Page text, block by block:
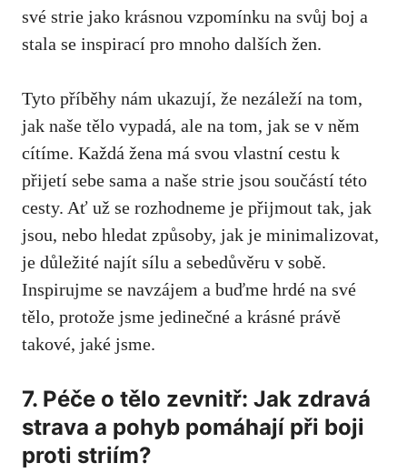
své strie jako krásnou vzpomínku na svůj ​boj a
stala se inspirací ⁢pro mnoho dalších žen.
Tyto příběhy nám ukazují, že ‌nezáleží na tom,
jak ‌naše tělo vypadá, ale na‌ tom,⁣ jak se v něm
cítíme. Každá žena má svou ⁢vlastní ‍cestu k
přijetí sebe‍ sama ⁣a naše strie​ jsou součástí ⁣této
‌cesty. Ať už ​se rozhodneme je ‍přijmout ⁣tak, jak
jsou,⁢ nebo hledat způsoby, jak je minimalizovat,⁣
je důležité najít sílu ⁣a sebedůvěru v sobě.
Inspirujme se ​navzájem a​ buďme hrdé na své
tělo, ⁣protože jsme jedinečné a krásné právě
takové,‍ jaké jsme.
7. Péče o tělo zevnitř: Jak ‍zdravá
strava a pohyb pomáhají⁢ při boji
proti striím?